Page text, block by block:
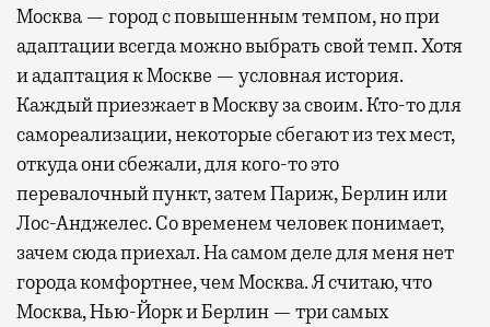
Москва — город с повышенным темпом, но при
адаптации всегда можно выбрать свой темп. Хотя
и адаптация к Москве — условная история.
Каждый приезжает в Москву за своим. Кто-то для
самореализации, некоторые сбегают из тех мест,
откуда они сбежали, для кого-то это
перевалочный пункт, затем Париж, Берлин или
Лос-Анджелес. Со временем человек понимает,
зачем сюда приехал. На самом деле для меня нет
города комфортнее, чем Москва. Я считаю, что
Москва, Нью-Йорк и Берлин — три самых